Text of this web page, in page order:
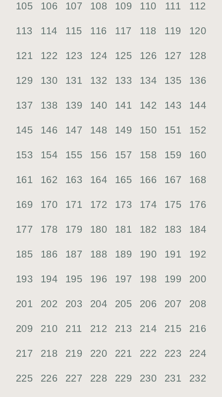
105 106 107 108 109 110 111 112
113 114 115 116 117 118 119 120
121 122 123 124 125 126 127 128
129 130 131 132 133 134 135 136
137 138 139 140 141 142 143 144
145 146 147 148 149 150 151 152
153 154 155 156 157 158 159 160
161 162 163 164 165 166 167 168
169 170 171 172 173 174 175 176
177 178 179 180 181 182 183 184
185 186 187 188 189 190 191 192
193 194 195 196 197 198 199 200
201 202 203 204 205 206 207 208
209 210 211 212 213 214 215 216
217 218 219 220 221 222 223 224
225 226 227 228 229 230 231 232